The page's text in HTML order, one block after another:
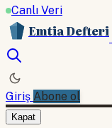
Canlı Veri
Emtia Defteri
Giriş Abone ol
Kapat